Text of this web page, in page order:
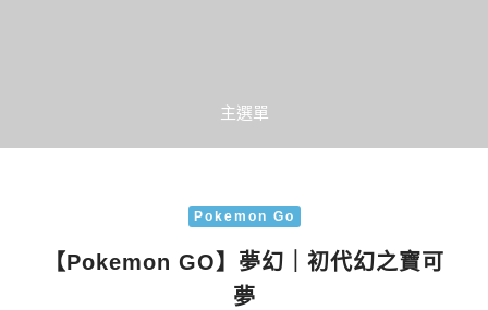
主選單
Pokemon Go
【Pokemon GO】夢幻｜初代幻之寶可
夢